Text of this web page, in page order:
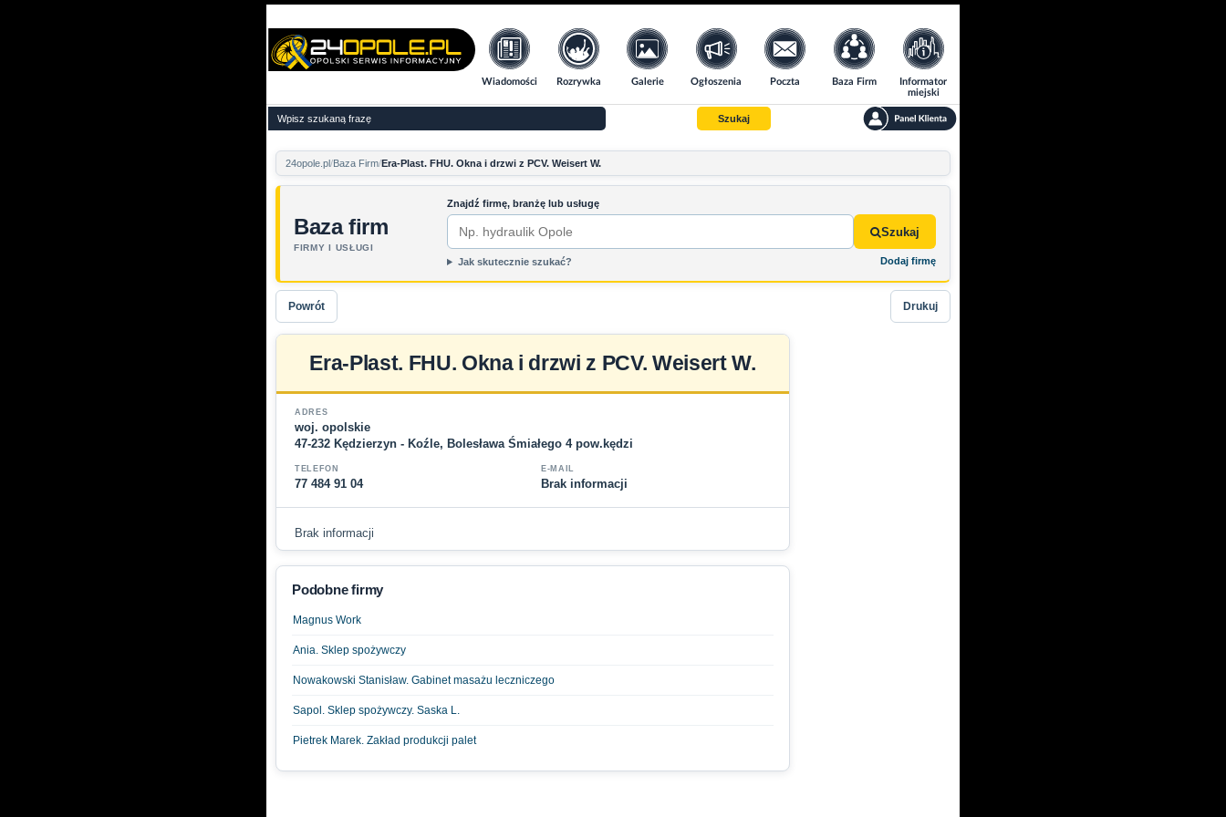
Wiadomości Rozrywka Galerie Ogłoszenia Poczta Baza Firm
Informator
miejski
Szukaj
24opole.pl Baza Firm Era-Plast. FHU. Okna i drzwi z PCV. Weisert W.
Baza firm
FIRMY I USŁUGI
Znajdź firmę, branżę lub usługę
Szukaj
Jak skutecznie szukać? Dodaj firmę
Powrót Drukuj
Era-Plast. FHU. Okna i drzwi z PCV. Weisert W.
ADRES
woj. opolskie
47-232 Kędzierzyn - Koźle, Bolesława Śmiałego 4 pow.kędzi
TELEFON
77 484 91 04
E-MAIL
Brak informacji
Brak informacji
Podobne firmy
Magnus Work
Ania. Sklep spożywczy
Nowakowski Stanisław. Gabinet masażu leczniczego
Sapol. Sklep spożywczy. Saska L.
Pietrek Marek. Zakład produkcji palet